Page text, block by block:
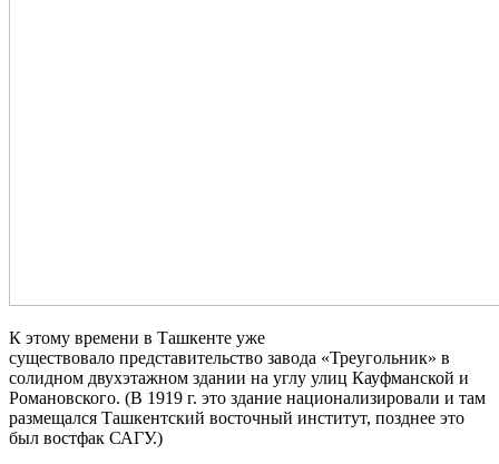
К этому времени в Ташкенте уже
существовало представительство завода «Треугольник» в
солидном двухэтажном здании на углу улиц Кауфманской и
Романовского. (В 1919 г. это здание национализировали и там
размещался Ташкентский восточный институт, позднее это
был востфак САГУ.)